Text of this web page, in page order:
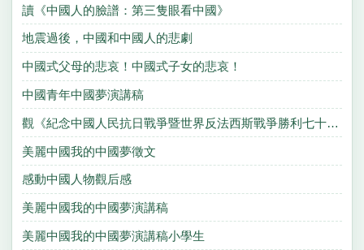
讀《中國人的臉譜：第三隻眼看中國》
地震過後，中國和中國人的悲劇
中國式父母的悲哀！中國式子女的悲哀！
中國青年中國夢演講稿
觀《紀念中國人民抗日戰爭暨世界反法西斯戰爭勝利七十周年閱兵式》有感
美麗中國我的中國夢徵文
感動中國人物觀后感
美麗中國我的中國夢演講稿
美麗中國我的中國夢演講稿小學生